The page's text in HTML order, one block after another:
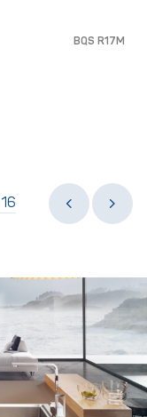
BQS R17M
16